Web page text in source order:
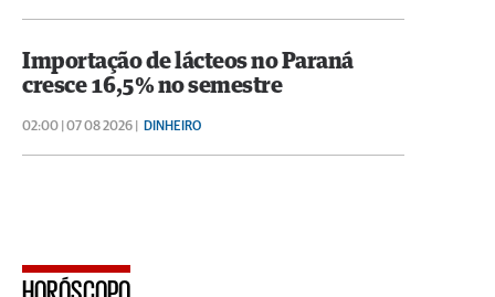
Importação de lácteos no Paraná
cresce 16,5% no semestre
02:00 | 07 08 2026 | DINHEIRO
HORÓSCOPO